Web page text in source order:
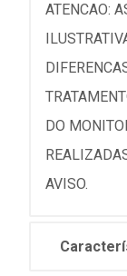
ATENCAO:
DO
AVISO.